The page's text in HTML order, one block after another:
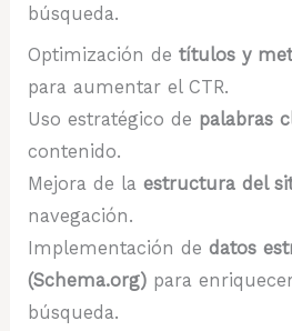
búsqueda.
Optimización detítulos y
para aumentar el CTR.
Uso estratégico de palabras
contenido.
Mejora de laestructura del
navegación.
Implementación dedatos
(Schema.org) para
búsqueda.